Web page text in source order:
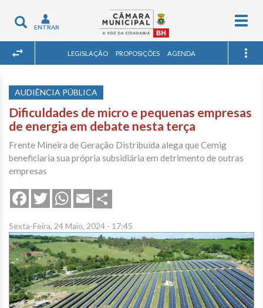
Toggle
navigation
ENTRAR
LEGISLAÇÃO PROPOSIÇÕES AGENDA
AUDIÊNCIA PÚBLICA
Dificuldades de micro e pequenas empresas
de energia em debate nesta terça
Frente Mineira de Geração Distribuída alega que Cemig
beneficiaria sua própria subsidiária em detrimento de outras
empresas
FacebookTwitterWhatsApp
Email
Sexta-Feira, 24 Maio, 2024 - 17:45